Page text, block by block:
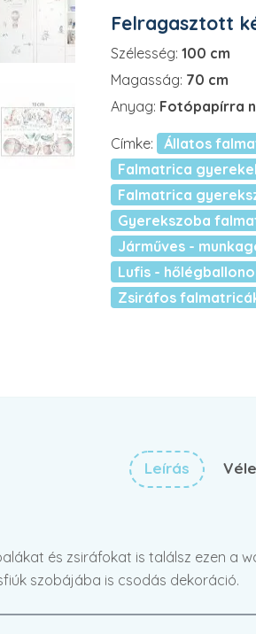
Felragasztott
Szélesség: 100 cm
Magasság: 70 cm
Anyag: Fotópapírra
Címke:
Állatos
Falmatrica
Falmatrica
Gyerekszoba
Járműves -
Lufis -
Zsiráfos
Leírás
és zsiráfokat is találsz ezen a
szobájába is csodás dekoráció.